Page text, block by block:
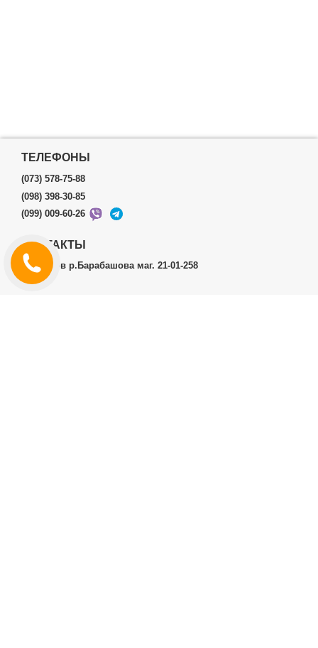
ТЕЛЕФОНЫ
(073) 578-75-88
(098) 398-30-85
(099) 009-60-26
КОНТАКТЫ
г.Харьков р.Барабашова маг. 21-01-258